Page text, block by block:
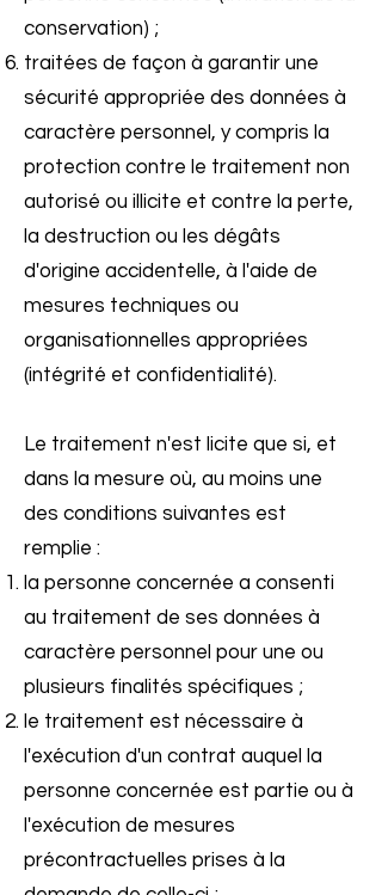
conservation) ;
traitées de façon à garantir une
sécurité appropriée des données à
caractère personnel, y compris la
protection contre le traitement non
autorisé ou illicite et contre la perte,
la destruction ou les dégâts
d'origine accidentelle, à l'aide de
mesures techniques ou
organisationnelles appropriées
(intégrité et confidentialité).
Le traitement n'est licite que si, et
dans la mesure où, au moins une
des conditions suivantes est
remplie :
la personne concernée a consenti
au traitement de ses données à
caractère personnel pour une ou
plusieurs finalités spécifiques ;
le traitement est nécessaire à
l'exécution d'un contrat auquel la
personne concernée est partie ou à
l'exécution de mesures
précontractuelles prises à la